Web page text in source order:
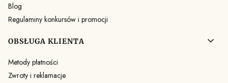
Blog
Regulaminy konkursów i promocji
OBSŁUGA KLIENTA
Metody płatności
Zwroty i reklamacje